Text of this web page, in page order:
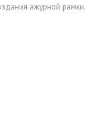
ажурной рамки.